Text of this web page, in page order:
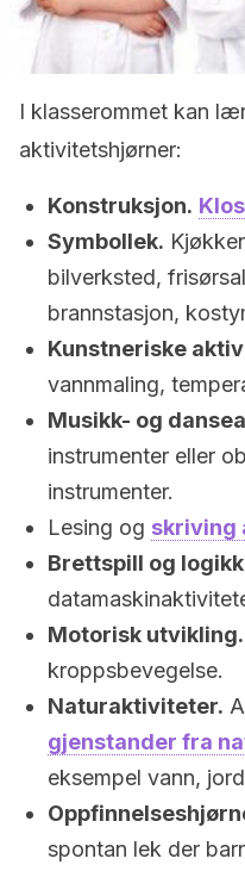
I klasserommet kan
aktivitetshjørner:
Konstruksjon.
Symbollek.
bilverksted,
brannstasjon,
Kunstneriske
vannmaling,
Musikk- og
instrumenter eller
instrumenter.
Lesing og skriving
Brettspill og
Motorisk utvikling.
kroppsbevegelse.
Naturaktiviteter.
gjenstander fra
eksempel vann,
spontan lek der